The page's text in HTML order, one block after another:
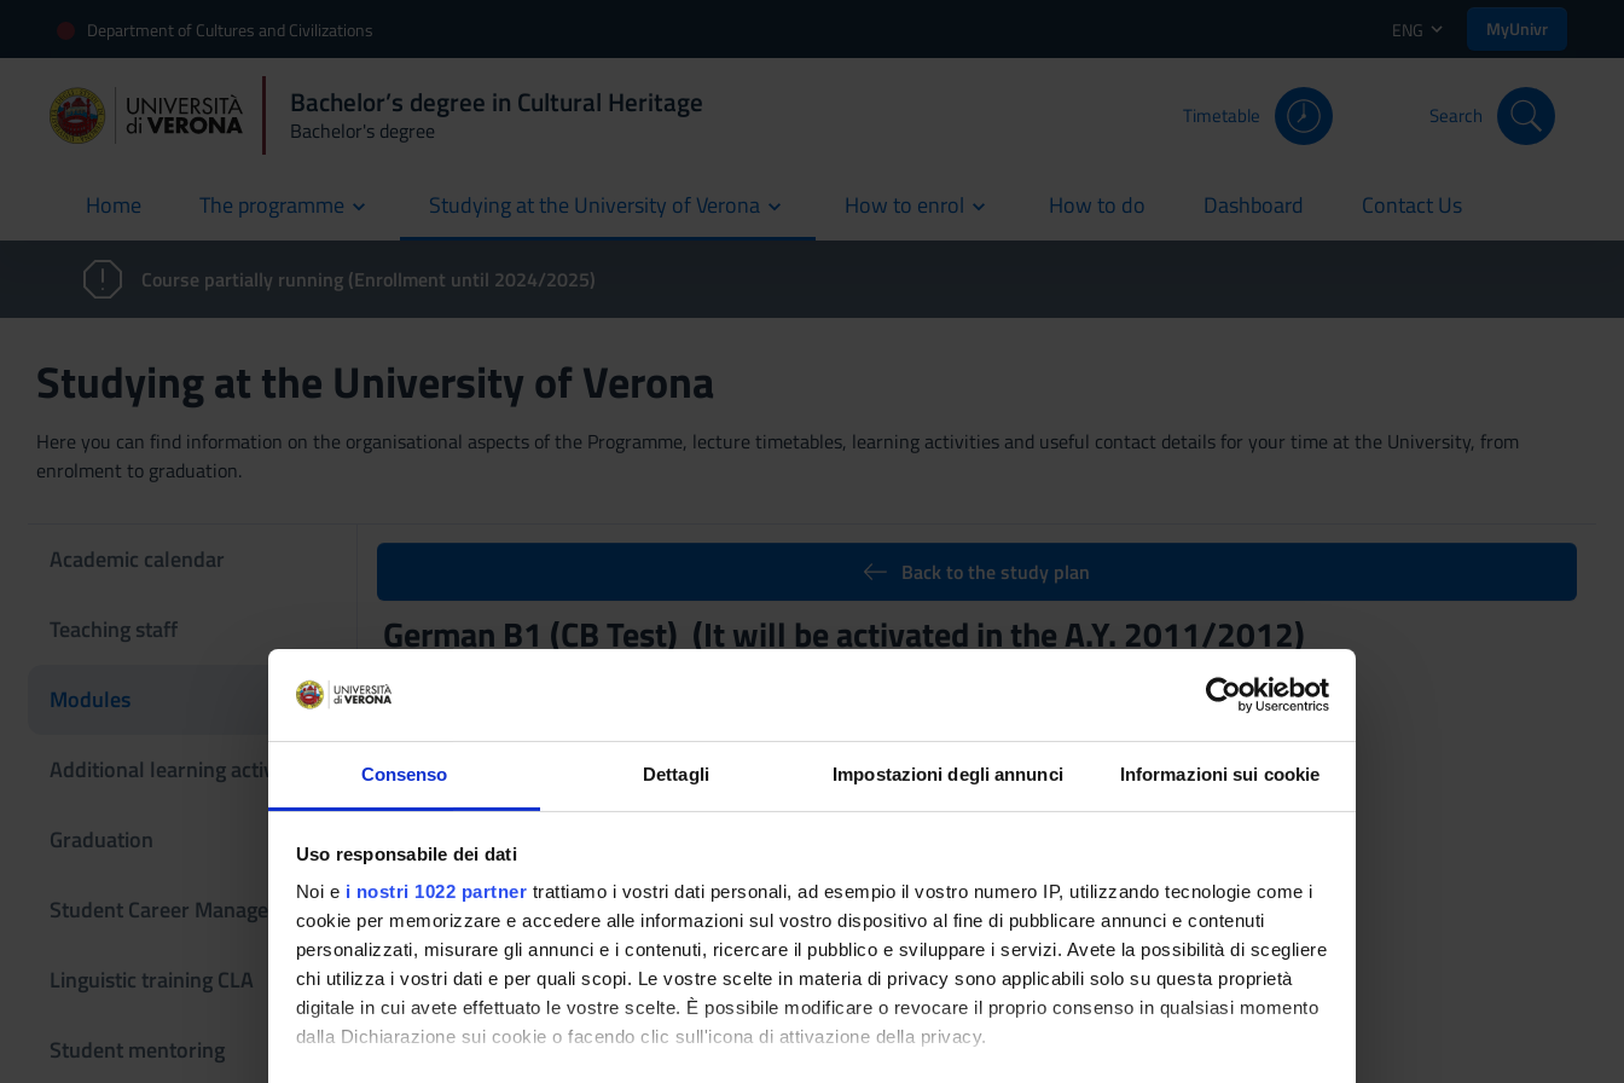
Consenso Dettagli Impostazioni degli annunci Informazioni sui cookie
Uso responsabile dei dati
Noi e i nostri 1022 partner trattiamo i vostri dati personali, ad esempio il vostro numero IP, utilizzando tecnologie come i
cookie per memorizzare e accedere alle informazioni sul vostro dispositivo al fine di pubblicare annunci e contenuti
personalizzati, misurare gli annunci e i contenuti, ricercare il pubblico e sviluppare i servizi. Avete la possibilità di scegliere
chi utilizza i vostri dati e per quali scopi. Le vostre scelte in materia di privacy sono applicabili solo su questa proprietà
digitale in cui avete effettuato le vostre scelte. È possibile modificare o revocare il proprio consenso in qualsiasi momento
dalla Dichiarazione sui cookie o facendo clic sull'icona di attivazione della privacy.
Department of Cultures and Civilizations ENG MyUnivr
Bachelor’s degree in Cultural Heritage
Bachelor's degree
Timetable Search
Home
current The programme Studying at the University of Verona How to enrol How to do
current Dashboard
current Contact Us
current
Course partially running (Enrollment until 2024/2025)
Studying at the University of Verona
Here you can find information on the organisational aspects of the Programme, lecture timetables, learning activities and useful contact details for your time at the University, from
enrolment to graduation.
Academic calendar
Teaching staff
Modules
Additional learning activities
Graduation
Student Career Management
Linguistic training CLA
Student mentoring
Back to the study plan
German B1 (CB Test) (It will be activated in the A.Y. 2011/2012)
Teaching code
4S000984
Scientific Disciplinary Sector (SSD)
- - -